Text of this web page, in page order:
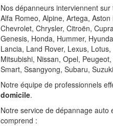
Nos dépanneurs interviennent
Alfa Romeo, Alpine, Artega,
Chevrolet, Chrysler, Citroën,
Genesis, Honda, Hummer,
Lancia, Land Rover, Lexus,
Mitsubishi, Nissan, Opel,
Smart, Ssangyong, Subaru,
Notre équipe de professionnels
domicile.
Notre service de dépannage auto
comprend :